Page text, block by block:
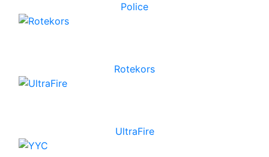
Police
Rotekors
UltraFire